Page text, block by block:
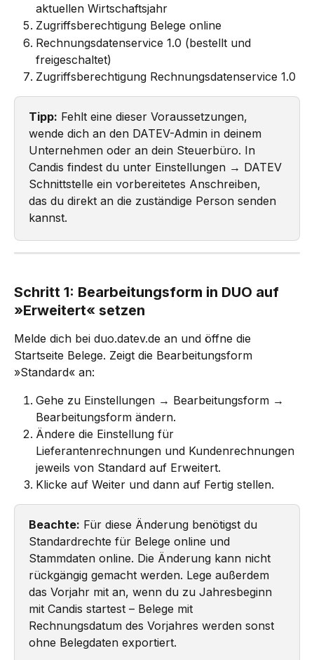
aktuellen Wirtschaftsjahr
Zugriffsberechtigung Belege online
Rechnungsdatenservice 1.0 (bestellt und
freigeschaltet)
Zugriffsberechtigung Rechnungsdatenservice 1.0
Tipp: Fehlt eine dieser Voraussetzungen,
wende dich an den DATEV-Admin in deinem
Unternehmen oder an dein Steuerbüro. In
Candis findest du unter Einstellungen → DATEV
Schnittstelle ein vorbereitetes Anschreiben,
das du direkt an die zuständige Person senden
kannst.
Schritt 1: Bearbeitungsform in DUO auf
»Erweitert« setzen
Melde dich bei duo.datev.de an und öffne die
Startseite Belege. Zeigt die Bearbeitungsform
»Standard« an:
Gehe zu Einstellungen → Bearbeitungsform →
Bearbeitungsform ändern.
Ändere die Einstellung für
Lieferantenrechnungen und Kundenrechnungen
jeweils von Standard auf Erweitert.
Klicke auf Weiter und dann auf Fertig stellen.
Beachte: Für diese Änderung benötigst du
Standardrechte für Belege online und
Stammdaten online. Die Änderung kann nicht
rückgängig gemacht werden. Lege außerdem
das Vorjahr mit an, wenn du zu Jahresbeginn
mit Candis startest – Belege mit
Rechnungsdatum des Vorjahres werden sonst
ohne Belegdaten exportiert.